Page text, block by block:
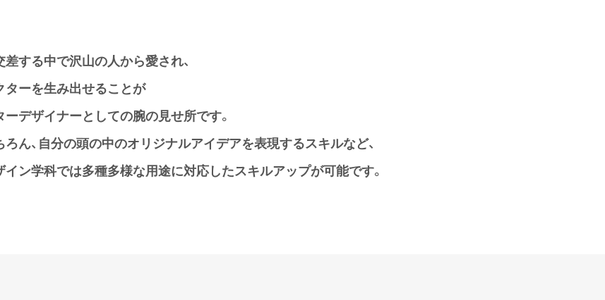
する中で沢山の人から愛され、
ーを生み出せることが
デザイナーとしての腕の見せ所です。
ん、自分の頭の中のオリジナルアイデアを表現するスキルなど、
ン学科では多種多様な用途に対応したスキルアップが可能です。